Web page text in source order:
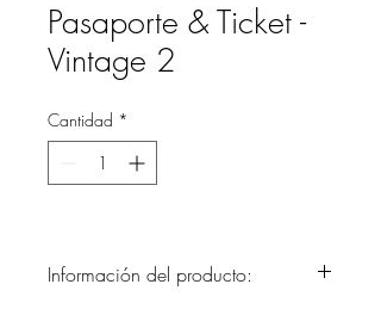
Pasaporte & Ticket -
Vintage 2
Cantidad *
Información del producto: